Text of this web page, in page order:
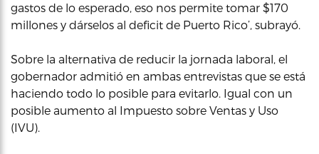
gastos de lo esperado, eso nos permite tomar $170
millones y dárselos al deficit de Puerto Rico’, subrayó.
Sobre la alternativa de reducir la jornada laboral, el
gobernador admitió en ambas entrevistas que se está
haciendo todo lo posible para evitarlo. Igual con un
posible aumento al Impuesto sobre Ventas y Uso
(IVU).